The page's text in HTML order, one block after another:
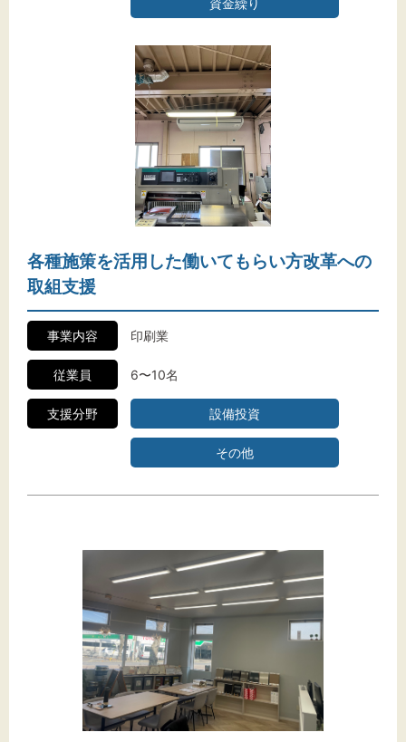
資金繰り
各種施策を活用した働いてもらい方改革への
取組支援
事業内容 印刷業
従業員 6〜10名
支援分野 設備投資
その他